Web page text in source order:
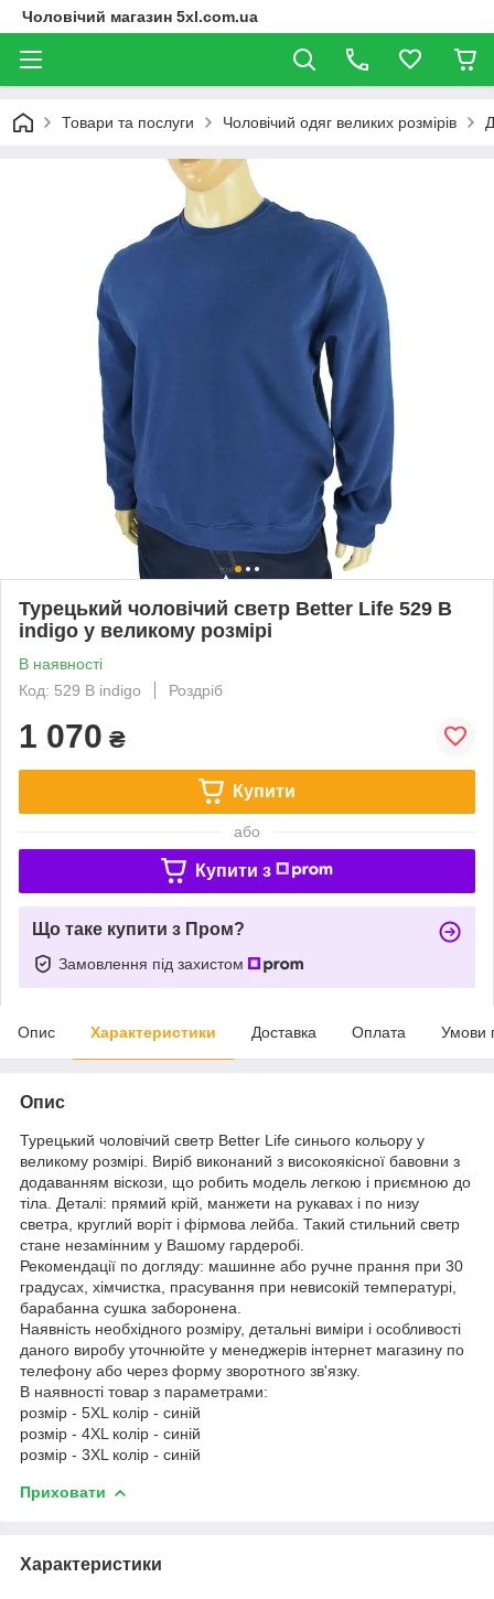
Чоловічий магазин 5xl.com.ua
Товари та послуги Чоловічий одяг великих розмірів
Турецький чоловічий светр Better Life 529 B
indigo у великому розмірі
В наявності
Код: 529 B indigo
Роздріб
1 070 ₴
Купити
або
Купити з
Що таке купити з Пром?
Замовлення під захистом
Опис Характеристики Доставка Оплата Умови
Опис
Турецький чоловічий светр Better Life синього кольору у
великому розмірі. Виріб виконаний з високоякісної бавовни з
додаванням віскози, що робить модель легкою і приємною до
тіла. Деталі: прямий крій, манжети на рукавах і по низу
светра, круглий воріт і фірмова лейба. Такий стильний светр
стане незамінним у Вашому гардеробі.
Рекомендації по догляду: машинне або ручне прання при 30
градусах, хімчистка, прасування при невисокій температурі,
барабанна сушка заборонена.
Наявність необхідного розміру, детальні виміри і особливості
даного виробу уточнюйте у менеджерів інтернет магазину по
телефону або через форму зворотного зв'язку.
В наявності товар з параметрами:
розмір - 5XL колір - синій
розмір - 4XL колір - синій
розмір - 3XL колір - синій
Приховати
Характеристики